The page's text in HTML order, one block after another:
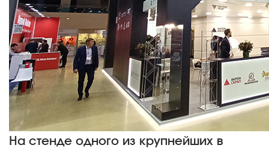
На стенде одного из крупнейших в